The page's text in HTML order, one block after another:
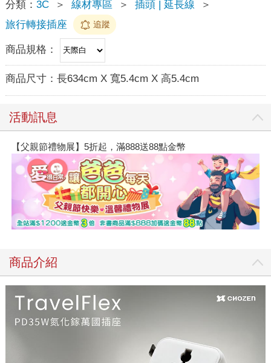
分類： 3C ＞ 線材專區 ＞ 插頭 | 延長線
＞
旅行轉接插座
追蹤
商品規格：
商品尺寸： 長634cm X 寬5.4cm X 高5.4cm
活動訊息
【父親節禮物展】5折起，滿888送88點金幣
商品介紹